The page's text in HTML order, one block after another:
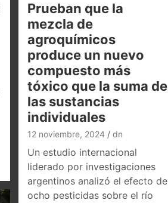
Prueban que la
mezcla de
agroquímicos
produce un nuevo
compuesto más
tóxico que la suma de
las sustancias
individuales
12 noviembre, 2024 dn
Un estudio internacional
liderado por investigaciones
argentinos analizó el efecto de
ocho pesticidas sobre el río